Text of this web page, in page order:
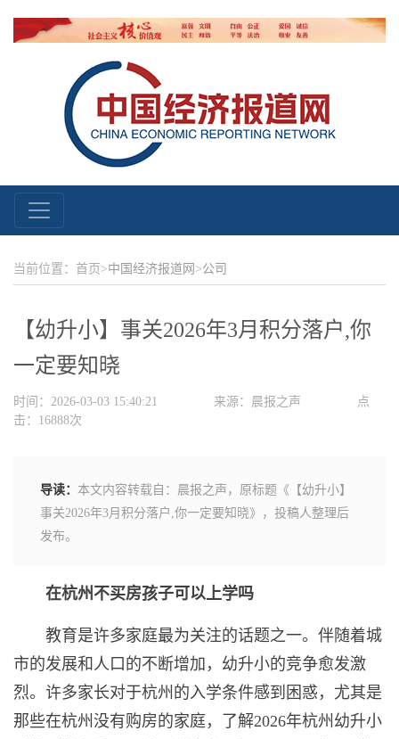
当前位置：首页>中国经济报道网 >公司
【幼升小】事关2026年3月积分落户,你
一定要知晓
时间：2026-03-03 15:40:21 来源：晨报之声
点
击：16888次
导读： 本文内容转载自：晨报之声，原标题《【幼升小】
事关2026年3月积分落户,你一定要知晓》，投稿人整理后
发布。
在杭州不买房孩子可以上学吗
教育是许多家庭最为关注的话题之一。伴随着城
市的发展和人口的不断增加，幼升小的竞争愈发激
烈。许多家长对于杭州的入学条件感到困惑，尤其是
那些在杭州没有购房的家庭，了解2026年杭州幼升小